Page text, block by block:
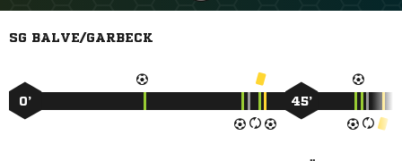
SG BALVE/GARBECK
0’ 45’